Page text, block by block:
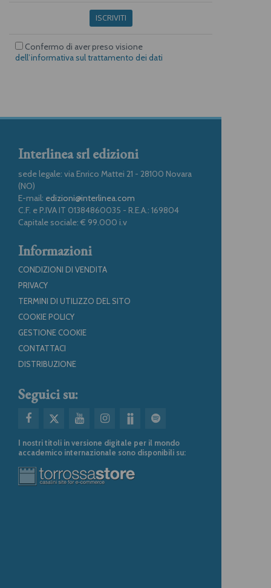
ISCRIVITI
Confermo di aver preso visione
dell’informativa sul trattamento dei dati
Interlinea srl edizioni
sede legale: via Enrico Mattei 21 - 28100 Novara
(NO)
E-mail: edizioni@interlinea.com
C.F. e P.IVA IT 01384860035 - R.E.A.: 169804
Capitale sociale: € 99.000 i.v
Informazioni
CONDIZIONI DI VENDITA
PRIVACY
TERMINI DI UTILIZZO DEL SITO
COOKIE POLICY
GESTIONE COOKIE
CONTATTACI
DISTRIBUZIONE
Seguici su:
I nostri titoli in versione digitale per il mondo
accademico internazionale sono disponibili su: